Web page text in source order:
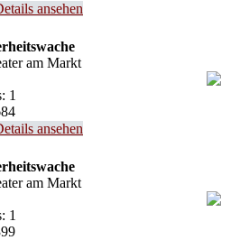
ansehen
am Markt
1
ansehen
am Markt
1